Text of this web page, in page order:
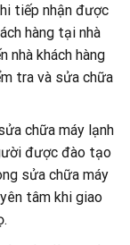
tiếp nhận được
hàng tại nhà
nhà khách hàng
tra và sửa chữa
chữa máy lạnh
được đào tạo
sửa chữa máy
tâm khi giao